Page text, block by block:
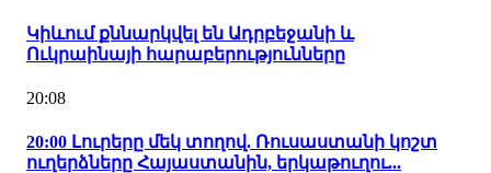
Կիևում քննարկվել են Ադրբեջանի և
Ուկրաինայի հարաբերությունները
20:08
20:00 Լուրերը մեկ տողով. Ռուսաստանի կոշտ
ուղերձները Հայաստանին, երկաթուղու...